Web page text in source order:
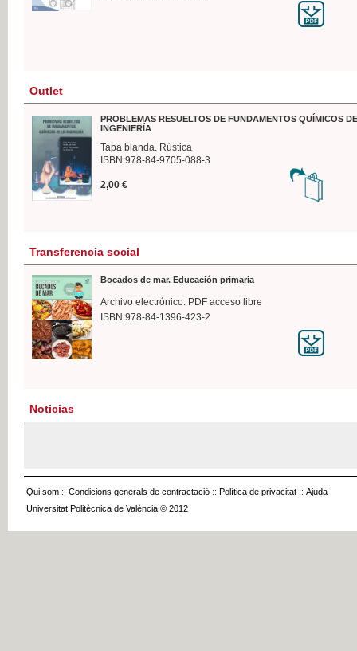
Outlet
PROBLEMAS RESUELTOS DE FUNDAMENTOS QUÍMICOS
INGENIERÍA
Tapa blanda. Rústica
ISBN:978-84-9705-088-3
2,00 €
Transferencia social
Bocados de mar. Educación primaria
Archivo electrónico. PDF acceso libre
ISBN:978-84-1396-423-2
Noticias
Qui som :: Condicions generals de contractació :: Política de privacitat :: Ajuda
Universitat Politècnica de València © 2012